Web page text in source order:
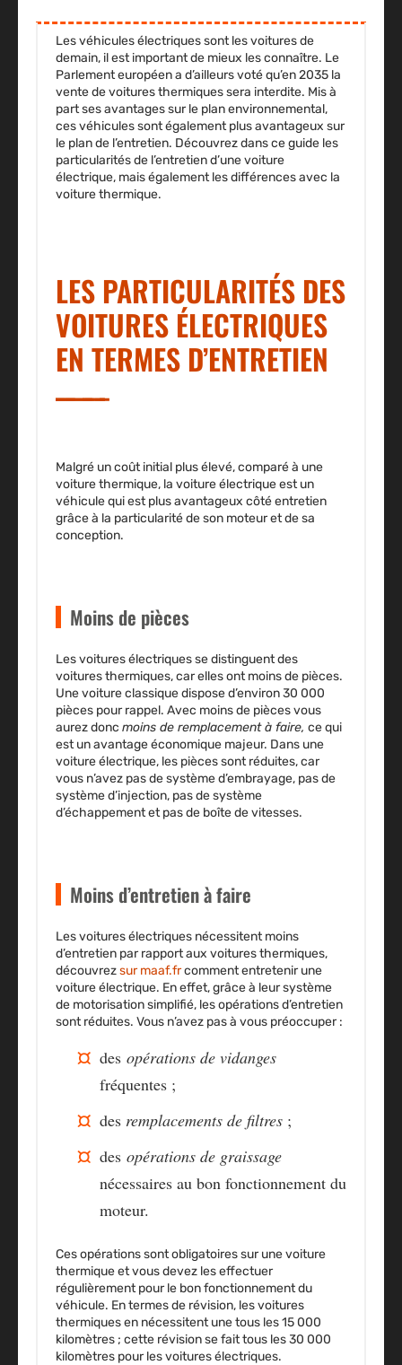
Les véhicules électriques sont les voitures de
demain, il est important de mieux les connaître. Le
Parlement européen a d’ailleurs voté qu’en 2035 la
vente de voitures thermiques sera interdite. Mis à
part ses avantages sur le plan environnemental,
ces véhicules sont également plus avantageux sur
le plan de l’entretien. Découvrez dans ce guide les
particularités de l’entretien d’une voiture
électrique, mais également les différences avec la
voiture thermique.
LES PARTICULARITÉS DES
VOITURES ÉLECTRIQUES
EN TERMES D’ENTRETIEN
Malgré un coût initial plus élevé, comparé à une
voiture thermique, la voiture électrique est un
véhicule qui est plus avantageux côté entretien
grâce à la particularité de son moteur et de sa
conception.
Moins de pièces
Les voitures électriques se distinguent des
voitures thermiques, car elles ontmoins de pièces.
Une voiture classique dispose d’environ 30 000
pièces pour rappel. Avec moins de pièces vous
aurez donc moins de remplacement à faire, ce qui
est un avantage économique majeur. Dans une
voiture électrique, les pièces sont réduites, car
vous n’avez pas de système d’embrayage, pas de
système d’injection, pas de système
d’échappement et pas de boîte de vitesses.
Moins d’entretien à faire
Les voitures électriques nécessitent moins
d’entretien par rapport aux voitures thermiques,
découvrezsur maaf.frcomment entretenir une
voiture électrique. En effet, grâce à leursystème
de motorisation simplifié, les opérations d’entretien
sont réduites. Vous n’avez pas à vous préoccuper :
des opérations de vidanges
fréquentes ;
des remplacements de filtres ;
des opérations de graissage
nécessaires au bon fonctionnement du
moteur.
Ces opérations sont obligatoires sur une voiture
thermique et vous devez les effectuer
régulièrement pour le bon fonctionnement du
véhicule. En termes de révision, les voitures
thermiques en nécessitent une tous les 15 000
kilomètres ; cette révision se fait tous les 30 000
kilomètres pour les voitures électriques.